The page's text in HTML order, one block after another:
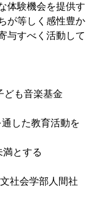
体験機会を提供す
が等しく感性豊か
与すべく活動して
音楽基金
した教育活動を
とする
部人間社